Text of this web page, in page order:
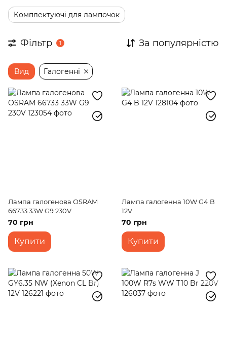
Комплектуючі для лампочок
Фільтр 1 За популярністю
Вид Галогенні
Лампа галогенова OSRAM
66733 33W G9 230V
70 грн
Купити
Лампа галогенна 10W G4 B
12V
70 грн
Купити